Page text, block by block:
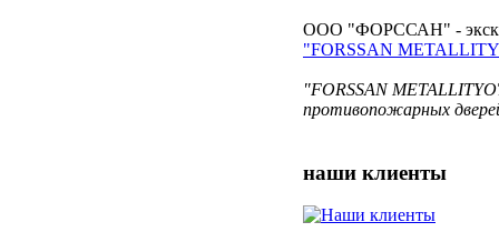
ООО "ФОРССАН" -
"FORSSAN
"FORSSAN
противопожарных
наши клиенты